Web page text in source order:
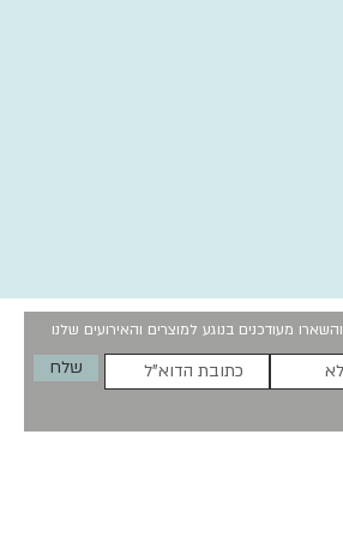
מעודכנים בנוגע למוצרים והאירועים שלנו
שלח